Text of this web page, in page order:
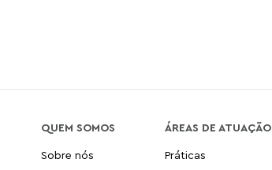
QUEM SOMOS
Sobre nós
ÁREAS DE ATUAÇÃO
Práticas